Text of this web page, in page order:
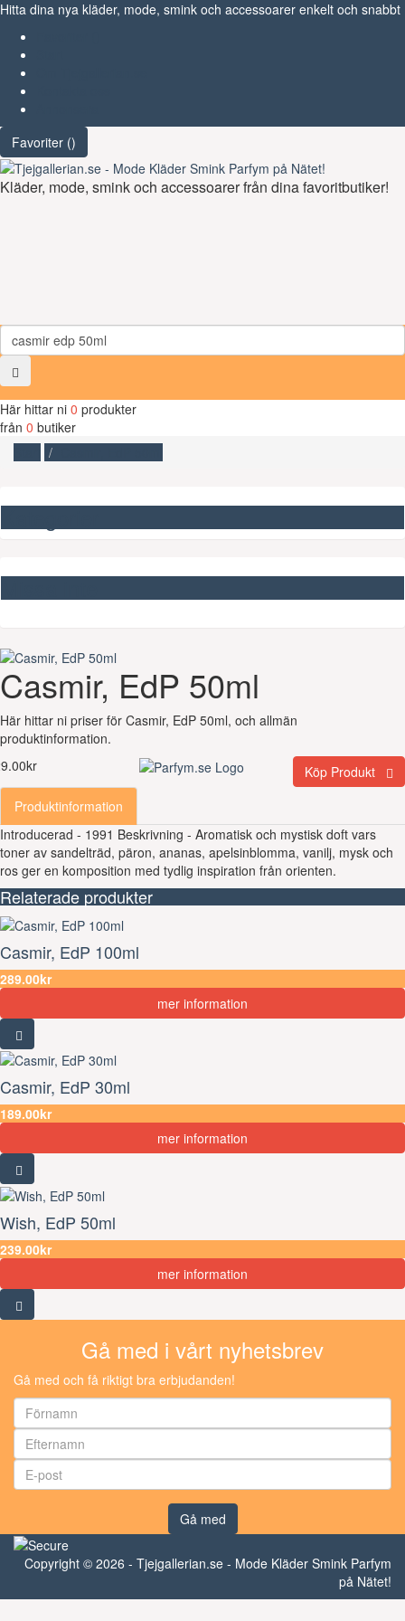
Hitta dina nya kläder, mode, smink och accessoarer enkelt och snabbt
Favoriter ()
Kläder, mode, smink och accessoarer från dina favoritbutiker!
Här hittar ni 0 produkter
från 0 butiker
Casmir, EdP 50ml
Här hittar ni priser för Casmir, EdP 50ml, och allmän
produktinformation.
Köp Produkt
Produktinformation
Introducerad - 1991 Beskrivning - Aromatisk och mystisk doft vars
toner av sandelträd, päron, ananas, apelsinblomma, vanilj, mysk och
ros ger en komposition med tydlig inspiration från orienten.
Relaterade produkter
Casmir, EdP 100ml
289.00kr
mer information
Casmir, EdP 30ml
189.00kr
mer information
Wish, EdP 50ml
239.00kr
mer information
Gå med i vårt nyhetsbrev
Gå med och få riktigt bra erbjudanden!
Gå med
Copyright © 2026 - Tjejgallerian.se - Mode Kläder Smink Parfym
på Nätet!